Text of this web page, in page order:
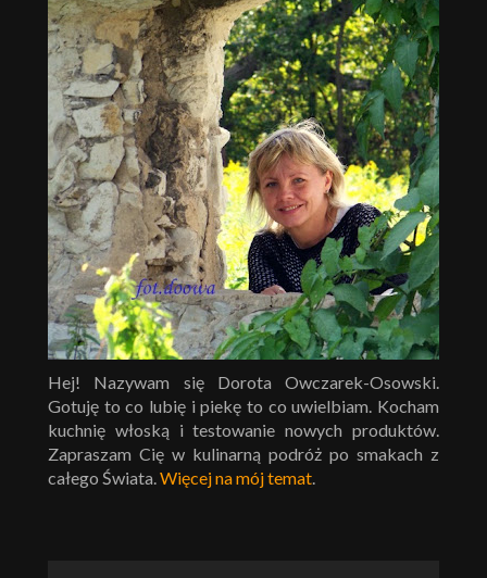
Hej! Nazywam się Dorota Owczarek-Osowski.
Gotuję to co lubię i piekę to co uwielbiam. Kocham
kuchnię włoską i testowanie nowych produktów.
Zapraszam Cię w kulinarną podróż po smakach z
całego Świata.Więcej na mój temat.